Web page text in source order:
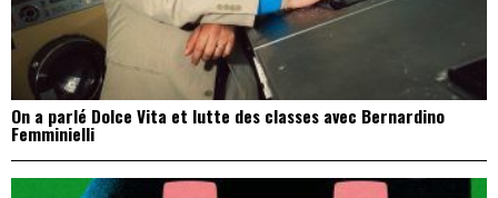
On a parlé Dolce Vita et lutte des classes avec Bernardino
Femminielli